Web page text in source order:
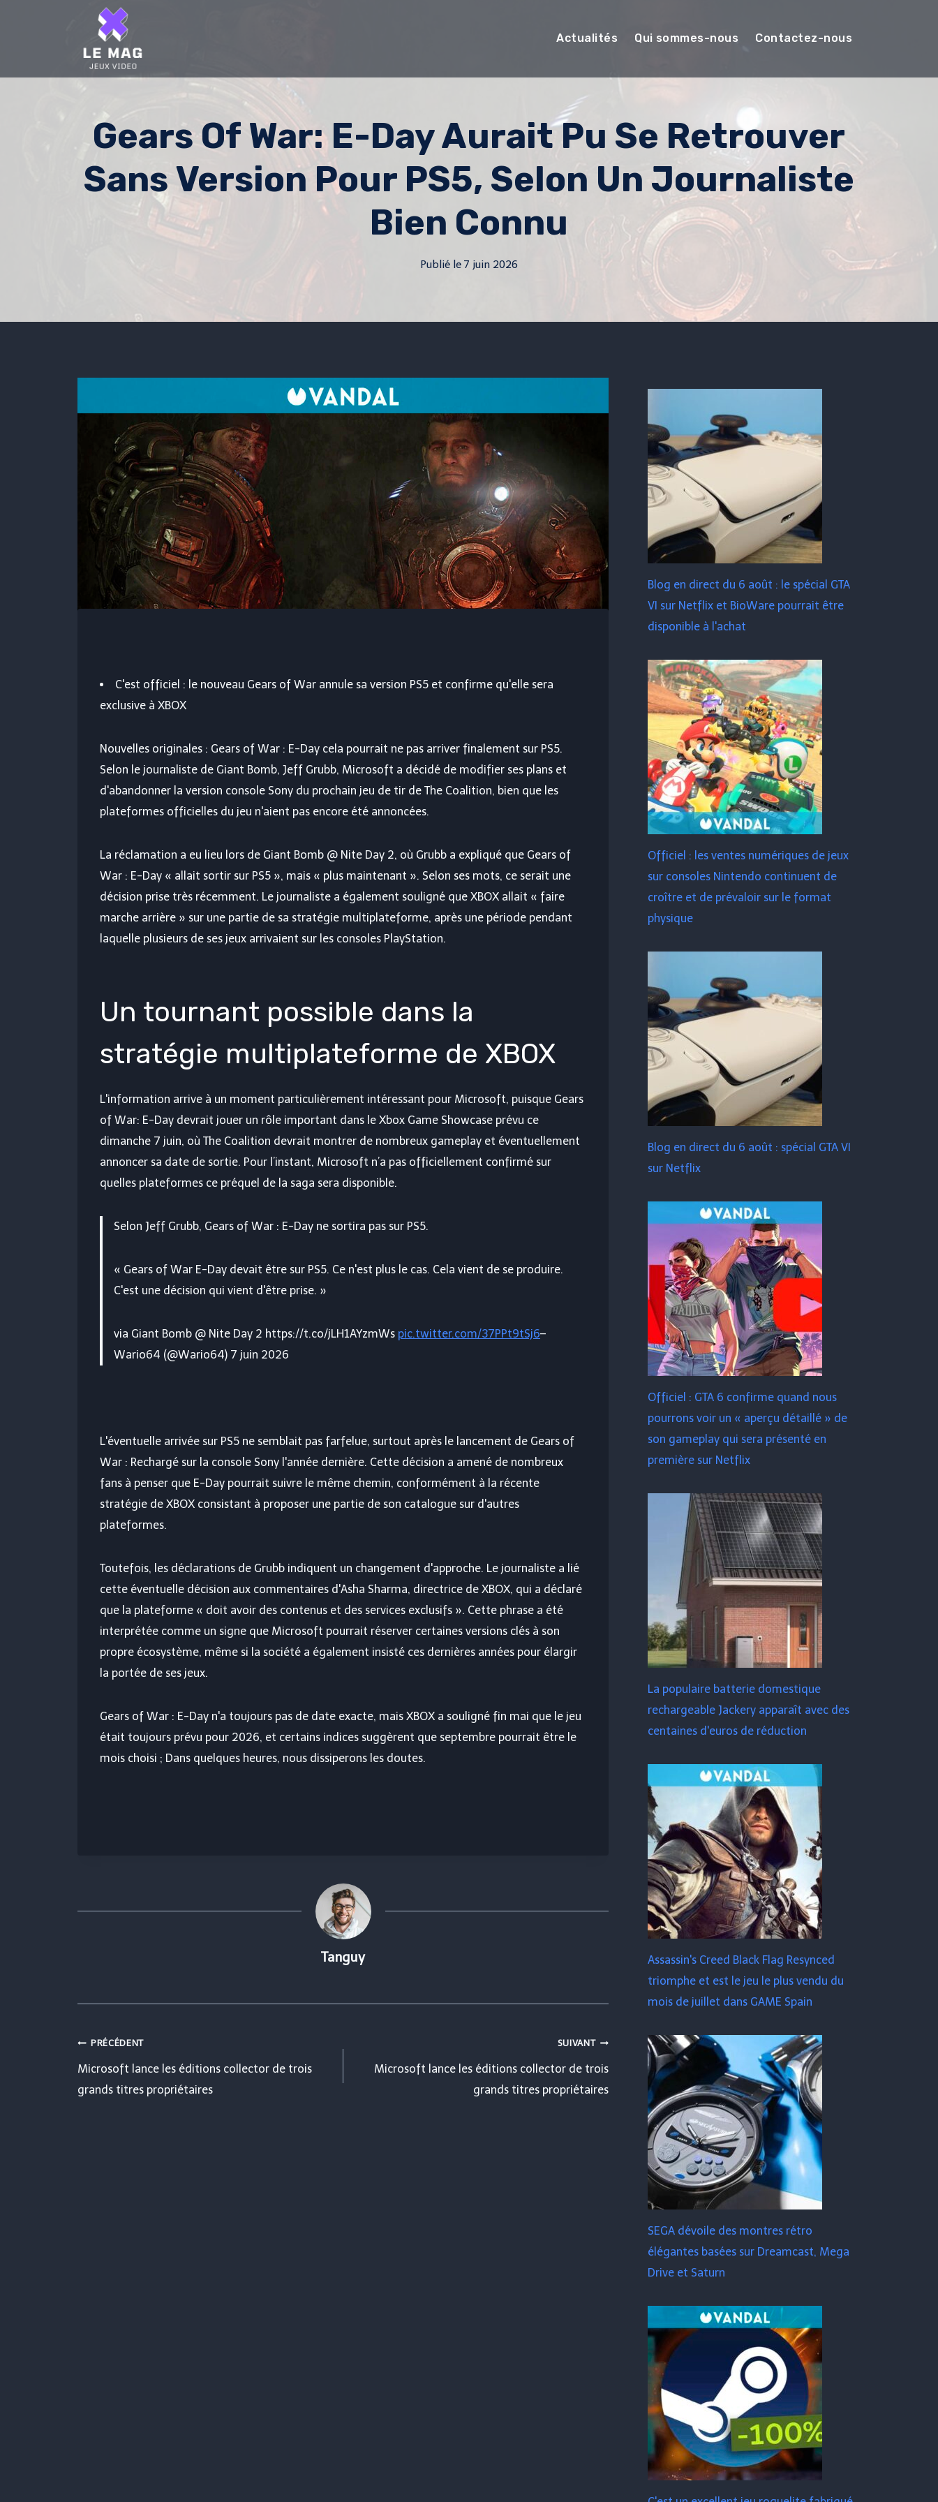
Actualités Qui sommes-nous Contactez-nous
Gears Of War: E-Day Aurait Pu Se Retrouver
Sans Version Pour PS5, Selon Un Journaliste
Bien Connu
Publié le 7 juin 2026
C'est officiel : le nouveau Gears of War annule sa version PS5 et confirme qu'elle sera
exclusive à XBOX
Nouvelles originales : Gears of War : E-Day cela pourrait ne pas arriver finalement sur PS5.
Selon le journaliste de Giant Bomb, Jeff Grubb, Microsoft a décidé de modifier ses plans et
d'abandonner la version console Sony du prochain jeu de tir de The Coalition, bien que les
plateformes officielles du jeu n'aient pas encore été annoncées.
La réclamation a eu lieu lors de Giant Bomb @ Nite Day 2, où Grubb a expliqué que Gears of
War : E-Day « allait sortir sur PS5 », mais « plus maintenant ». Selon ses mots, ce serait une
décision prise très récemment. Le journaliste a également souligné que XBOX allait « faire
marche arrière » sur une partie de sa stratégie multiplateforme, après une période pendant
laquelle plusieurs de ses jeux arrivaient sur les consoles PlayStation.
Un tournant possible dans la
stratégie multiplateforme de XBOX
L'information arrive à un moment particulièrement intéressant pour Microsoft, puisque Gears
of War: E-Day devrait jouer un rôle important dans le Xbox Game Showcase prévu ce
dimanche 7 juin, où The Coalition devrait montrer de nombreux gameplay et éventuellement
annoncer sa date de sortie. Pour l’instant, Microsoft n’a pas officiellement confirmé sur
quelles plateformes ce préquel de la saga sera disponible.
Selon Jeff Grubb, Gears of War : E-Day ne sortira pas sur PS5.
« Gears of War E-Day devait être sur PS5. Ce n'est plus le cas. Cela vient de se produire.
C'est une décision qui vient d'être prise. »
via Giant Bomb @ Nite Day 2 https://t.co/jLH1AYzmWs pic.twitter.com/37PPt9tSj6–
Wario64 (@Wario64) 7 juin 2026
L'éventuelle arrivée sur PS5 ne semblait pas farfelue, surtout après le lancement de Gears of
War : Rechargé sur la console Sony l'année dernière. Cette décision a amené de nombreux
fans à penser que E-Day pourrait suivre le même chemin, conformément à la récente
stratégie de XBOX consistant à proposer une partie de son catalogue sur d'autres
plateformes.
Toutefois, les déclarations de Grubb indiquent un changement d'approche. Le journaliste a lié
cette éventuelle décision aux commentaires d'Asha Sharma, directrice de XBOX, qui a déclaré
que la plateforme « doit avoir des contenus et des services exclusifs ». Cette phrase a été
interprétée comme un signe que Microsoft pourrait réserver certaines versions clés à son
propre écosystème, même si la société a également insisté ces dernières années pour élargir
la portée de ses jeux.
Gears of War : E-Day n'a toujours pas de date exacte, mais XBOX a souligné fin mai que le jeu
était toujours prévu pour 2026, et certains indices suggèrent que septembre pourrait être le
mois choisi ; Dans quelques heures, nous dissiperons les doutes.
Tanguy
Navigation
de
PRÉCÉDENT
Microsoft lance les éditions collector de trois
grands titres propriétaires
SUIVANT
Microsoft lance les éditions collector de trois
grands titres propriétaires
Blog en direct du 6 août : le spécial GTA
VI sur Netflix et BioWare pourrait être
disponible à l'achat
Officiel : les ventes numériques de jeux
sur consoles Nintendo continuent de
croître et de prévaloir sur le format
physique
Blog en direct du 6 août : spécial GTA VI
sur Netflix
Officiel : GTA 6 confirme quand nous
pourrons voir un « aperçu détaillé » de
son gameplay qui sera présenté en
première sur Netflix
La populaire batterie domestique
rechargeable Jackery apparaît avec des
centaines d'euros de réduction
Assassin's Creed Black Flag Resynced
triomphe et est le jeu le plus vendu du
mois de juillet dans GAME Spain
SEGA dévoile des montres rétro
élégantes basées sur Dreamcast, Mega
Drive et Saturn